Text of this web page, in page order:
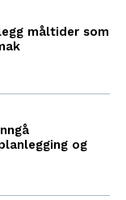
måltider som
og